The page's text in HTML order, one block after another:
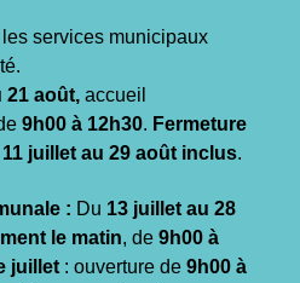
les services municipaux
21 août, accueil
9h00 à 12h30. Fermeture
11 juillet au 29 août inclus.
: Du 13 juillet au 28
le matin, de 9h00 à
juillet : ouverture de 9h00 à